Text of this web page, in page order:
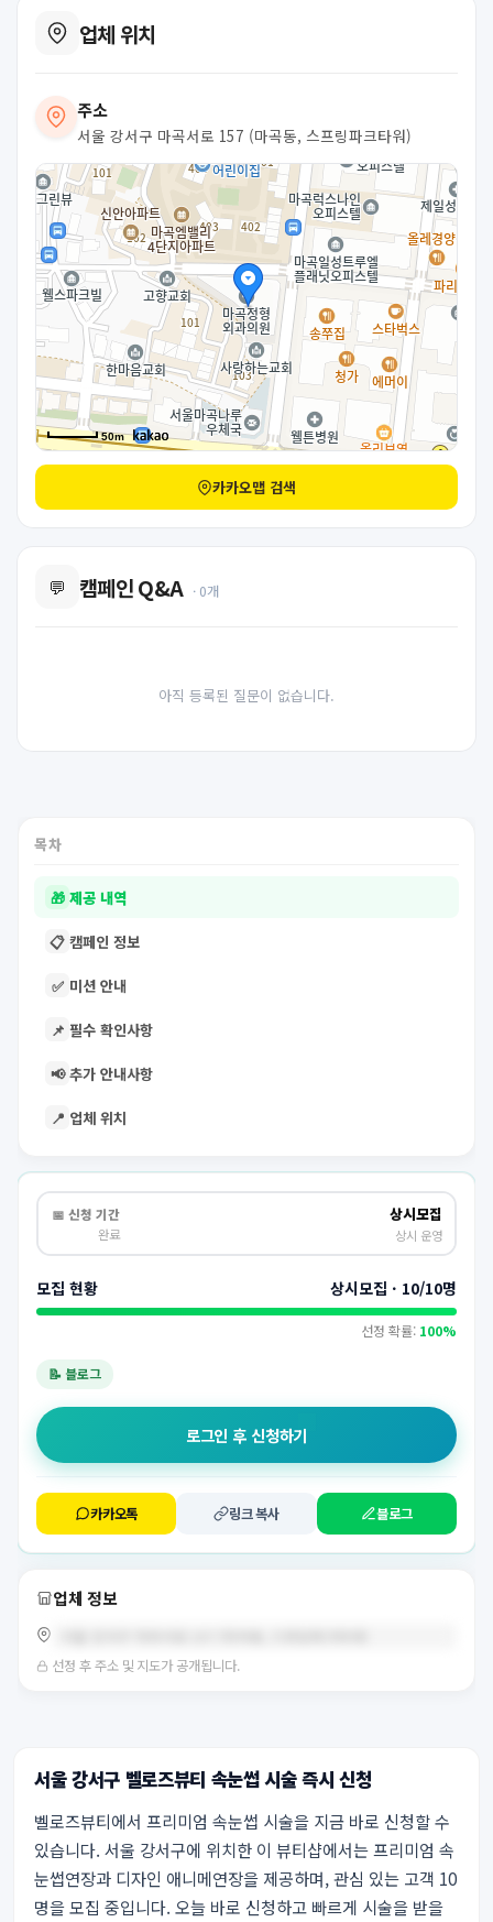
업체 위치
주소
서울 강서구 마곡서로 157 (마곡동, 스프링파크타워)
50m
카카오맵 검색
💬 캠페인 Q&A · 0개
아직 등록된 질문이 없습니다.
목차
🎁 제공 내역
📋 캠페인 정보
✅ 미션 안내
📌 필수 확인사항
📢 추가 안내사항
📍 업체 위치
📅 신청 기간
완료
상시모집
상시 운영
모집 현황 상시모집 · 10/10명
선정 확률: 100%
📝 블로그
로그인 후 신청하기
카카오톡 링크 복사 블로그
업체 정보
선정 후 주소 및 지도가 공개됩니다.
서울 강서구 벨로즈뷰티 속눈썹 시술 즉시 신청
벨로즈뷰티에서 프리미엄 속눈썹 시술을 지금 바로 신청할 수
있습니다. 서울 강서구에 위치한 이 뷰티샵에서는 프리미엄 속
눈썹연장과 디자인 애니메연장을 제공하며, 관심 있는 고객 10
명을 모집 중입니다. 오늘 바로 신청하고 빠르게 시술을 받을